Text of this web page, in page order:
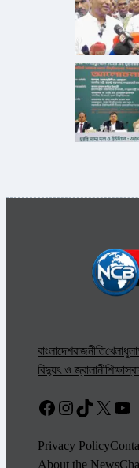
বাংলাদেশরাজনীতিখেলাধুলা
বিদ্যুৎ ও জ্বালানীশিক্ষা
Facebook
Instagram
TikTok
X
Privacy Policy
About the